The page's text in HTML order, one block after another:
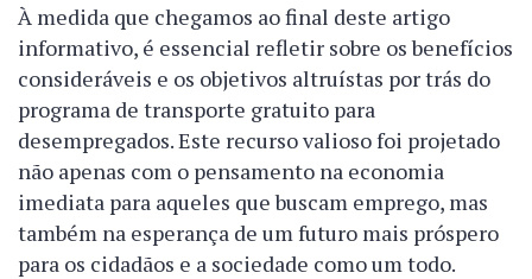
À medida que chegamos ao final deste artigo
informativo, é essencial refletir sobre os benefícios
consideráveis e os objetivos altruístas por trás do
programa de transporte gratuito para
desempregados. Este recurso valioso foi projetado
não apenas com o pensamento na economia
imediata para aqueles que buscam emprego, mas
também na esperança de um futuro mais próspero
para os cidadãos e a sociedade como um todo.